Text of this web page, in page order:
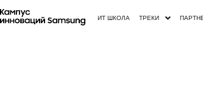
ИТ ШКОЛА ТРЕКИ